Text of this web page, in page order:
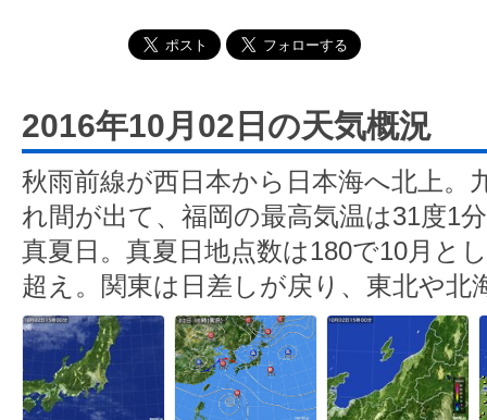
2016年10月02日の天気概況
秋雨前線が西日本から日本海へ北上。
れ間が出て、福岡の最高気温は31度1
真夏日。真夏日地点数は180で10月と
超え。関東は日差しが戻り、東北や北